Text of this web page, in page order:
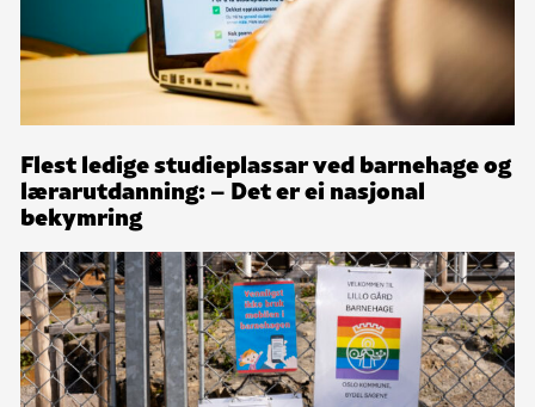
Flest ledige studieplassar ved barnehage og
lærarutdanning: – Det er ei nasjonal
bekymring